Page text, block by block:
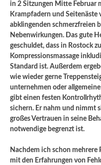
in 2 Sitzungen Mitte Februar
Krampfadern und Seitenäste
abklingenden schmerzfreien
Nebenwirkungen. Das gute
geschuldet, dass in Rostock
Kompressionsmassage
Standard ist. Außerdem
wie wieder gerne
unternehmen oder
gibt einen festen
sichern. Er nahm und nimmt
großes Vertrauen in seine
notwendige begrenzt ist.
Nachdem ich schon
mit den Erfahrungen von